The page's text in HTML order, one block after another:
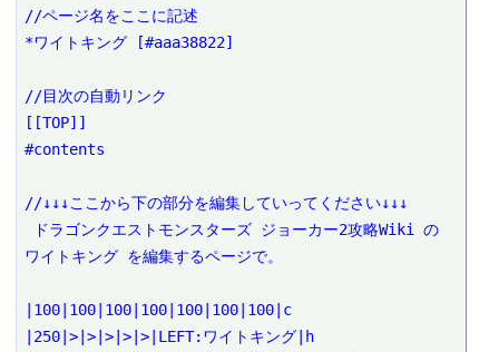
//ページ名をここに記述
*ワイトキング [#aaa38822]
//目次の自動リンク
[[TOP]]
#contents
//↓↓↓ここから下の部分を編集していってください↓↓↓
ワイトキング を編集するページで。
|100|100|100|100|100|100|100|c
|250|>|>|>|>|>|LEFT:ワイトキング|h